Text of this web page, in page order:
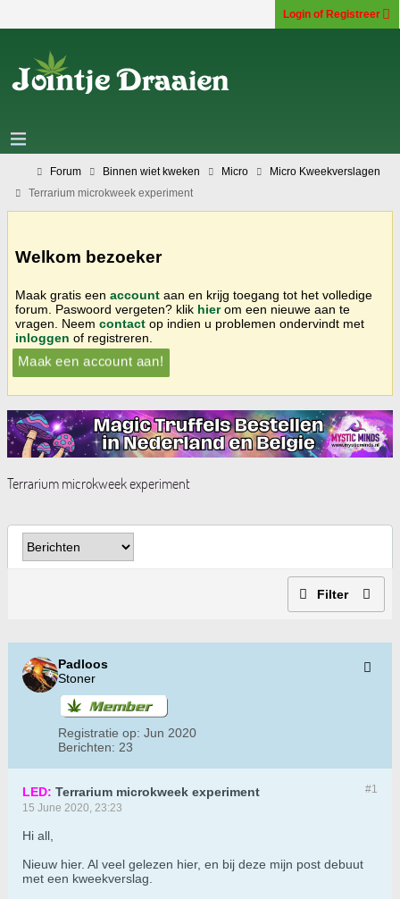
Login of Registreer
Forum Binnen wiet kweken Micro
Micro Kweekverslagen
Terrarium microkweek experiment
Welkom bezoeker
Maak gratis een account aan en krijg toegang tot het volledige
forum. Paswoord vergeten? klik hierom een nieuwe aan te
vragen. Neem contact op indien u problemen ondervindt met
inloggen of registreren.
Maak een account aan!
Terrarium microkweek experiment
Filter
Padloos
Stoner
Registratie op: Jun 2020
Berichten: 23
#1
LED: Terrarium microkweek experiment
15 June 2020, 23:23
Hi all,
Nieuw hier. Al veel gelezen hier, en bij deze mijn post debuut
met een kweekverslag.